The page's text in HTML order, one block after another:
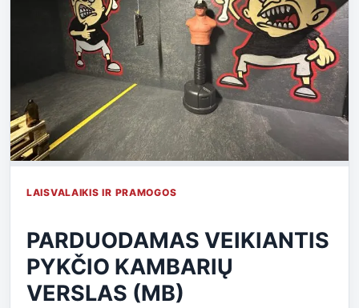
LAISVALAIKIS IR PRAMOGOS
PARDUODAMAS VEIKIANTIS
PYKČIO KAMBARIŲ
VERSLAS (MB)